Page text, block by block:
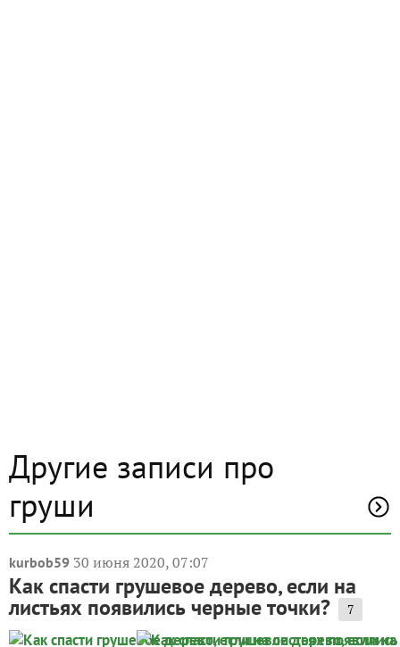
Другие записи про
груши
kurbob59 30 июня 2020, 07:07
Как спасти грушевое дерево, если на
листьях появились черные точки? 7